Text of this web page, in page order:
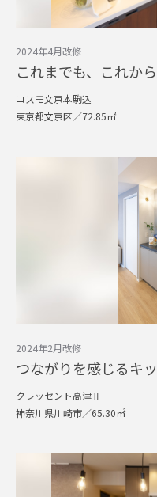
2024年4月改修
これまでも、これか
コスモ文京本駒込
東京都文京区／72.85㎡
2024年2月改修
つながりを感じるキ
クレッセント高津Ⅱ
神奈川県川崎市／65.30㎡